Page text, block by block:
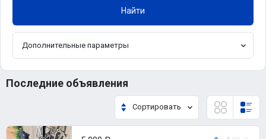
Найти
Дополнительные параметры
Последние объявления
Сортировать